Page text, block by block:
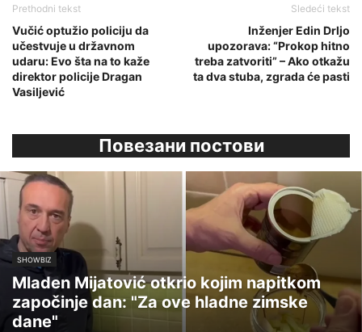
Prethodni tekst
Vučić optužio policiju da
učestvuje u državnom
udaru: Evo šta na to kaže
direktor policije Dragan
Vasiljević
Sledeći tekst
Inženjer Edin Drljo
upozorava: “Prokop hitno
treba zatvoriti” – Ako otkažu
ta dva stuba, zgrada će pasti
Повезани постови
SHOWBIZ
Mladen Mijatović otkrio kojim napitkom
započinje dan: "Za ove hladne zimske
dane"